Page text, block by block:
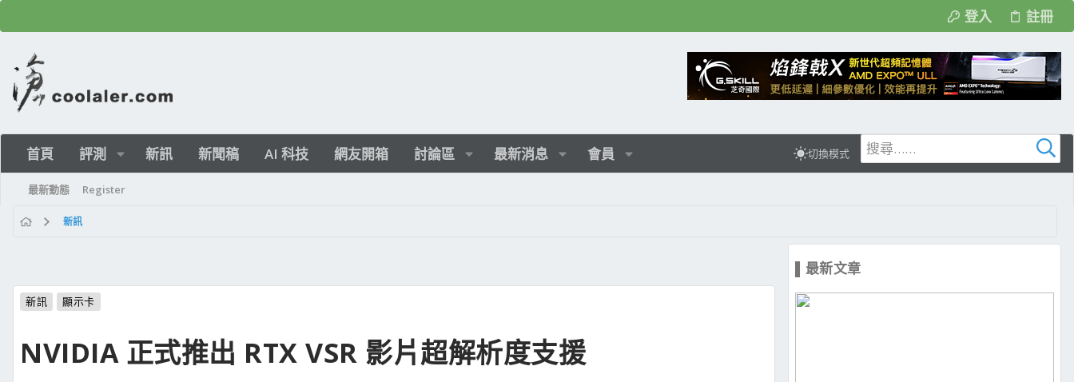
登入 註冊
首頁 評測 新訊 新聞稿 AI 科技 網友開箱 討論區 最新消息 會員 切換模式
最新動態 Register
新訊
新訊 顯示卡
NVIDIA 正式推出 RTX VSR 影片超解析度支援
▌最新文章